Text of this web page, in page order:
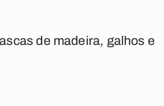
de madeira, galhos e